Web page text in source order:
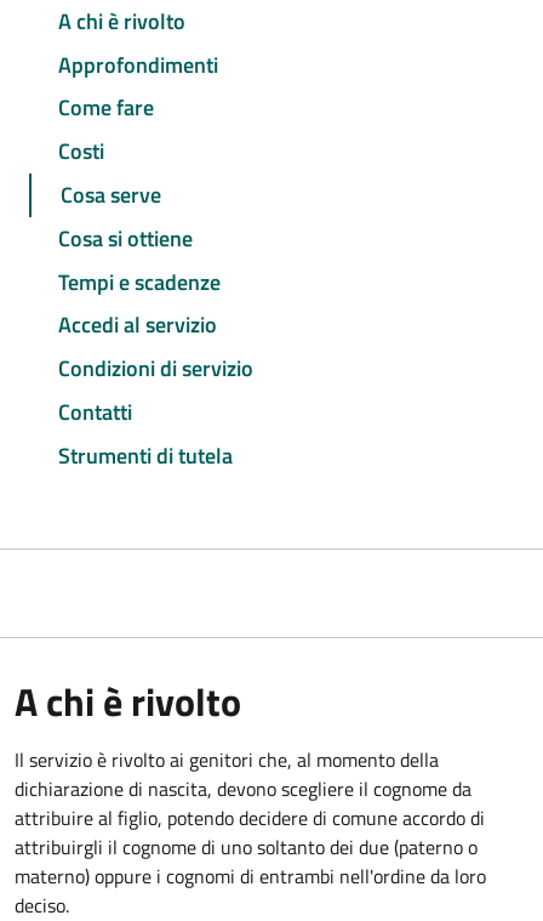
A chi è rivolto
Approfondimenti
Come fare
Costi
Cosa serve
Cosa si ottiene
Tempi e scadenze
Accedi al servizio
Condizioni di servizio
Contatti
Strumenti di tutela
A chi è rivolto
Il servizio è rivolto ai genitori che, al momento della
dichiarazione di nascita, devono scegliere il cognome da
attribuire al figlio, potendo decidere di comune accordo di
attribuirgli il cognome di uno soltanto dei due (paterno o
materno) oppure i cognomi di entrambi nell'ordine da loro
deciso.